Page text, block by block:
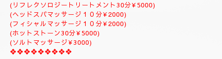
足つぼデトックス体質改善トリートメント、ソルトマッサージ、
ジャプカサイ＆リンガムトリートメント、よむぎ蒸しコース
９０分￥25000
１２０分¥30000⇒¥28000
１５０分¥35000⇒¥32000
❖❖❖❖❖❖❖❖❖